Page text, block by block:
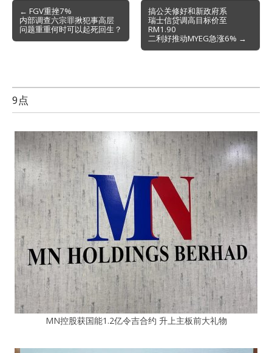
Post
navigation
← FGV重挫7%
内部调查六宗罪揪犯事高层
问题重重何时可以起死回生？
搞公关修好和新政府系
瑞士信贷调高目标价至
RM1.90
二利好推动MYEG急涨6% →
9点
MN控股获国能1.2亿令吉合约 升上主板前大礼物